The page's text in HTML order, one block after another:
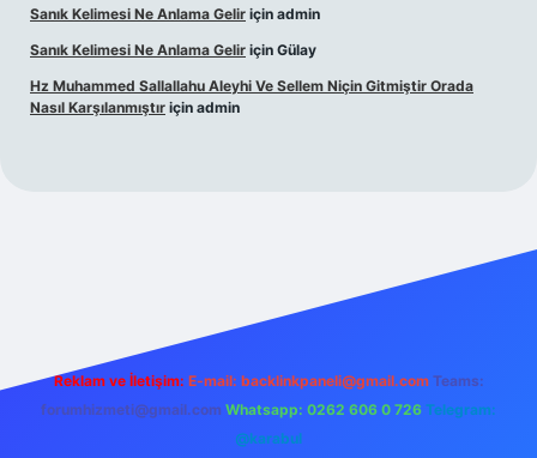
Sanık Kelimesi Ne Anlama Gelir için admin
Sanık Kelimesi Ne Anlama Gelir için Gülay
Hz Muhammed Sallallahu Aleyhi Ve Sellem Niçin Gitmiştir Orada
Nasıl Karşılanmıştır için admin
Reklam ve İletişim: E-mail: backlinkpaneli@gmail.com Teams:
forumhizmeti@gmail.com Whatsapp: 0262 606 0 726 Telegram:
@karabul